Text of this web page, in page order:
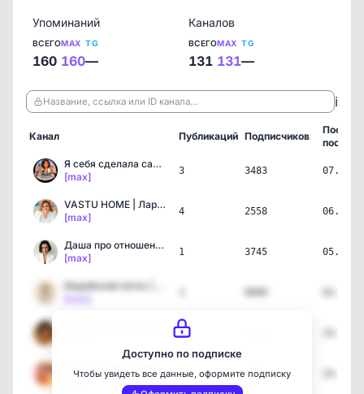
Упоминаний
ВСЕГО
160
MAX
160
TG
—
Каналов
ВСЕГО
131
MAX
131
TG
—
Название, ссылка или ID канала… ℹ️
Канал Публикаций Подписчиков
пост
Я себя сделала сама | Пс…
[max]
3 3483
VASTU HOME | Лариса Скор…
[max]
4 2558
Даша про отношения 💃🏻
[max]
1 3745
1
[max]
3 6885
Доступно по подписке
Чтобы увидеть все данные, оформите подписку